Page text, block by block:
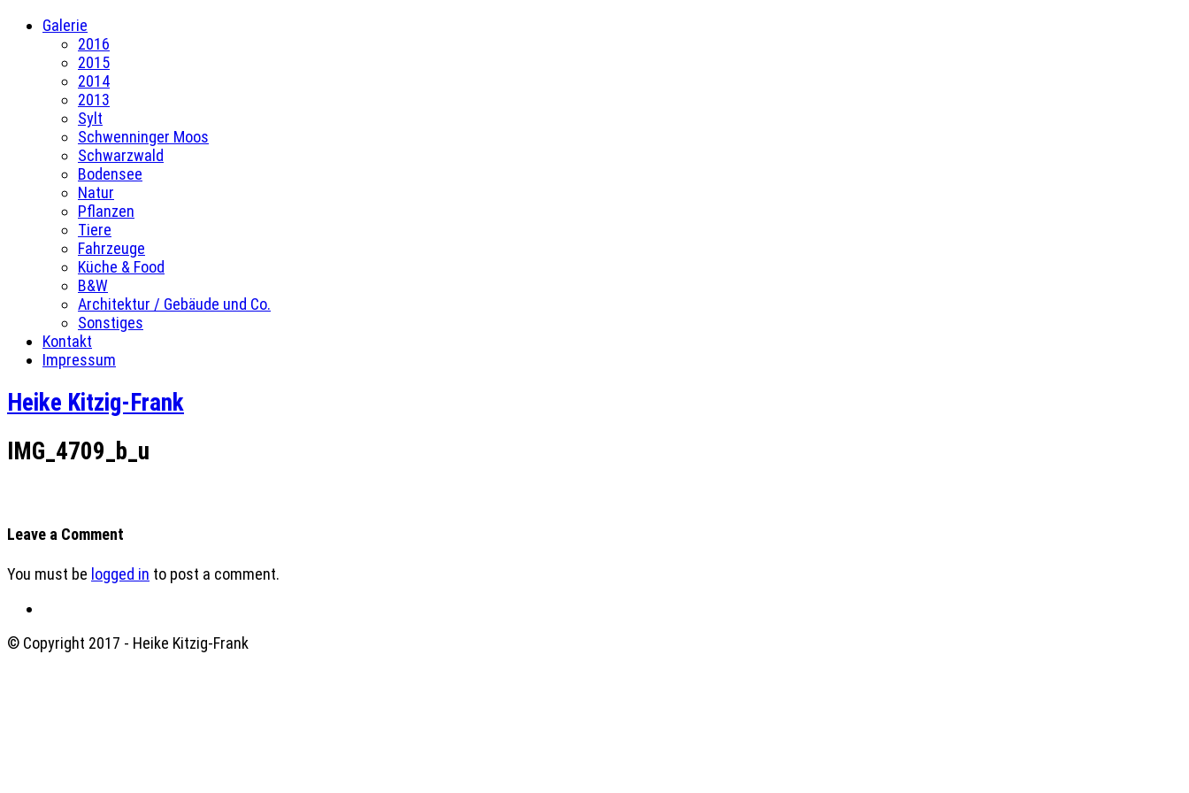
Galerie
2016
2015
2014
2013
Sylt
Schwenninger Moos
Schwarzwald
Bodensee
Natur
Pflanzen
Tiere
Fahrzeuge
Küche & Food
B&W
Architektur / Gebäude und Co.
Sonstiges
Kontakt
Impressum
Heike Kitzig-Frank
IMG_4709_b_u
Leave a Comment
You must be logged in to post a comment.
© Copyright 2017 - Heike Kitzig-Frank